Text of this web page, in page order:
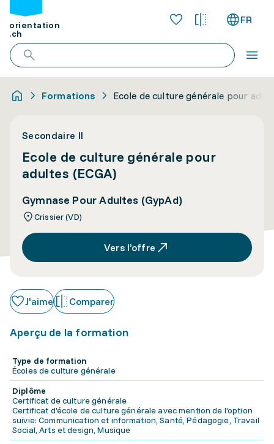
orientation
.ch
FR
Formations Ecole de culture générale pour
Secondaire II
Ecole de culture générale pour
adultes (ECGA)
Gymnase Pour Adultes (GypAd)
Crissier (VD)
Vers l’offre
J'aime Comparer
Aperçu de la formation
Type de formation
Écoles de culture générale
Diplôme
Certificat de culture générale
Certificat d'école de culture générale avec mention de l'option
suivie: Communication et information, Santé, Pédagogie, Travail
Social, Arts et design, Musique